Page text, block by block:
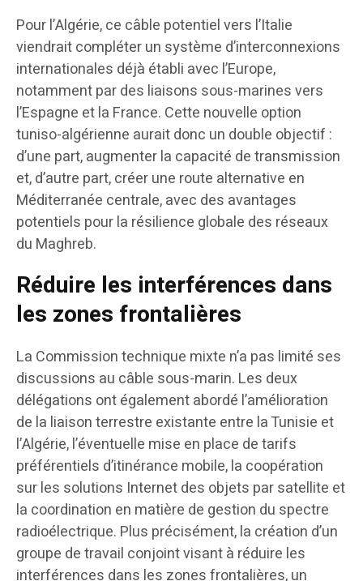
Pour l’Algérie, ce câble potentiel vers l’Italie
viendrait compléter un système d’interconnexions
internationales déjà établi avec l’Europe,
notamment par des liaisons sous-marines vers
l’Espagne et la France. Cette nouvelle option
tuniso-algérienne aurait donc un double objectif :
d’une part, augmenter la capacité de transmission
et, d’autre part, créer une route alternative en
Méditerranée centrale, avec des avantages
potentiels pour la résilience globale des réseaux
du Maghreb.
Réduire les interférences dans
les zones frontalières
La Commission technique mixte n’a pas limité ses
discussions au câble sous-marin. Les deux
délégations ont également abordé l’amélioration
de la liaison terrestre existante entre la Tunisie et
l’Algérie, l’éventuelle mise en place de tarifs
préférentiels d’itinérance mobile, la coopération
sur les solutions Internet des objets par satellite et
la coordination en matière de gestion du spectre
radioélectrique. Plus précisément, la création d’un
groupe de travail conjoint visant à réduire les
interférences dans les zones frontalières, un